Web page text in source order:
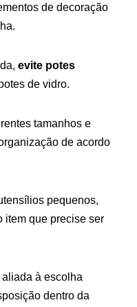
de decoração
evite potes
de vidro.
tamanhos e
de acordo
pequenos,
item que precise ser
à escolha
dentro da